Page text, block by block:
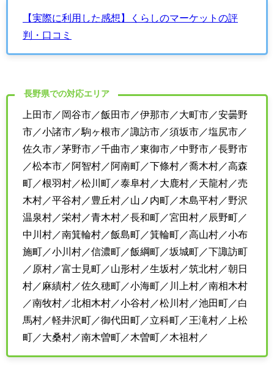
【実際に利用した感想】くらしのマーケットの評
判・口コミ
長野県での対応エリア
上田市／岡谷市／飯田市／伊那市／大町市／安曇野
市／小諸市／駒ヶ根市／諏訪市／須坂市／塩尻市／
佐久市／茅野市／千曲市／東御市／中野市／長野市
／松本市／阿智村／阿南町／下條村／喬木村／高森
町／根羽村／松川町／泰阜村／大鹿村／天龍村／売
木村／平谷村／豊丘村／山ノ内町／木島平村／野沢
温泉村／栄村／青木村／長和町／宮田村／辰野町／
中川村／南箕輪村／飯島町／箕輪町／高山村／小布
施町／小川村／信濃町／飯綱町／坂城町／下諏訪町
／原村／富士見町／山形村／生坂村／筑北村／朝日
村／麻績村／佐久穂町／小海町／川上村／南相木村
／南牧村／北相木村／小谷村／松川村／池田町／白
馬村／軽井沢町／御代田町／立科町／王滝村／上松
町／大桑村／南木曽町／木曽町／木祖村／